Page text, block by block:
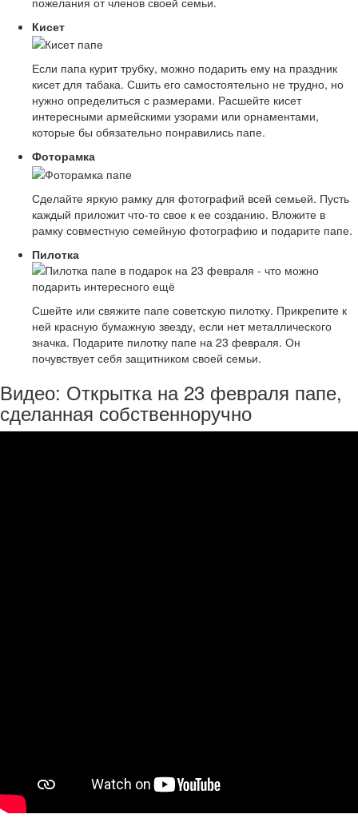
Кисет
Если папа курит трубку, можно подарить ему на праздник
кисет для табака. Сшить его самостоятельно не трудно, но
нужно определиться с размерами. Расшейте кисет
интересными армейскими узорами или орнаментами,
которые бы обязательно понравились папе.
Фоторамка
Сделайте яркую рамку для фотографий всей семьей. Пусть
каждый приложит что-то свое к ее созданию. Вложите в
рамку совместную семейную фотографию и подарите папе.
Пилотка
Сшейте или свяжите папе советскую пилотку. Прикрепите к
ней красную бумажную звезду, если нет металлического
значка. Подарите пилотку папе на 23 февраля. Он
почувствует себя защитником своей семьи.
Видео: Открытка на 23 февраля папе,
сделанная собственноручно